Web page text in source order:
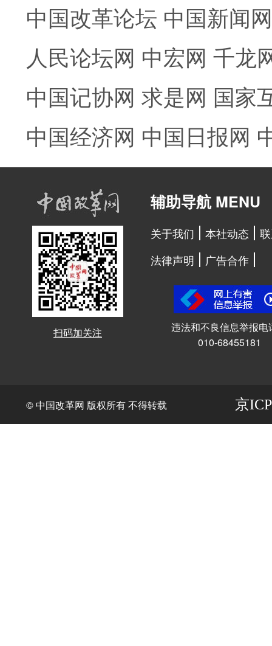
中国改革论坛 中国新闻网
人民论坛网 中宏网 千龙
中国记协网 求是网 国家
中国经济网 中国日报网
扫码加关注
辅助导航 MENU
关于我们 本社动态
法律声明
广告合作
违法和不良信息举报电
010-68455181
© 中国改革网 版权所有 不得转载 京